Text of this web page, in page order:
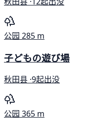
公园 285 m
子どもの遊び場
秋田县 ·9起出没
公园 365 m